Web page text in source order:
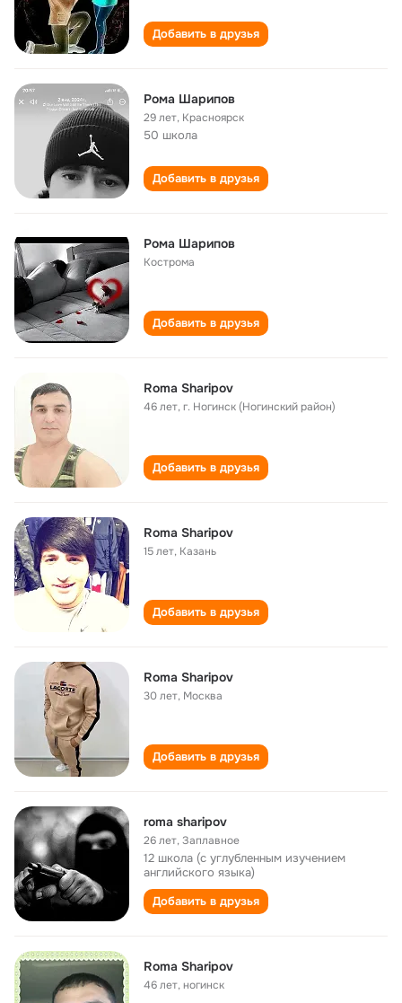
Добавить в друзья
Рома Шарипов
29 лет, Красноярск
50 школа
Добавить в друзья
Рома Шарипов
Кострома
Добавить в друзья
Roma Sharipov
46 лет,г. Ногинск (Ногинский район)
Добавить в друзья
Roma Sharipov
15 лет, Казань
Добавить в друзья
Roma Sharipov
30 лет, Москва
Добавить в друзья
roma sharipov
26 лет,Заплавное
12 школа (с углубленным изучением
английского языка)
Добавить в друзья
Roma Sharipov
46 лет,ногинск